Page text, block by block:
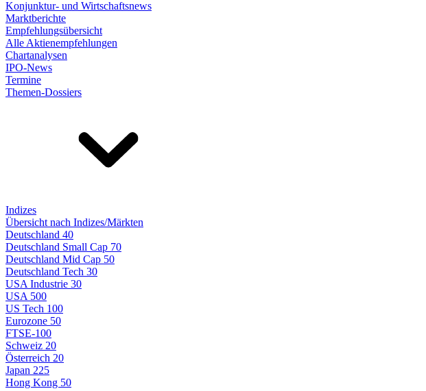
Konjunktur- und Wirtschaftsnews
Marktberichte
Empfehlungsübersicht
Alle Aktienempfehlungen
Chartanalysen
IPO-News
Termine
Themen-Dossiers
Indizes
Übersicht nach Indizes/Märkten
Deutschland 40
Deutschland Small Cap 70
Deutschland Mid Cap 50
Deutschland Tech 30
USA Industrie 30
USA 500
US Tech 100
Eurozone 50
FTSE-100
Schweiz 20
Österreich 20
Japan 225
Hong Kong 50